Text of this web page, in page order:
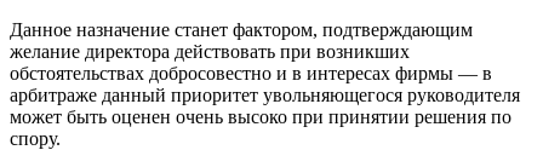
Данное назначение станет фактором, подтверждающим
желание директора действовать при возникших
обстоятельствах добросовестно и в интересах фирмы — в
арбитраже данный приоритет увольняющегося руководителя
может быть оценен очень высоко при принятии решения по
спору.